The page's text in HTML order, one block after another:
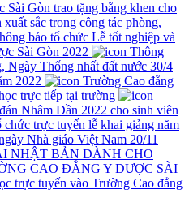
Sài Gòn trao tặng bằng khen cho
sắc trong công tác phòng,
báo tổ chức Lễ tốt nghiệp và
Sài Gòn 2022
Thông
Thống nhất đất nước 30/4
2022
Trường Cao đẳng
trực tiếp tại trường
Nhâm Dần 2022 cho sinh viên
chức trực tuyến lễ khai giảng năm
Nhà giáo Việt Nam 20/11
NHẬT BẢN DÀNH CHO
CAO ĐẲNG Y DƯỢC SÀI
trực tuyến vào Trường Cao đẳng